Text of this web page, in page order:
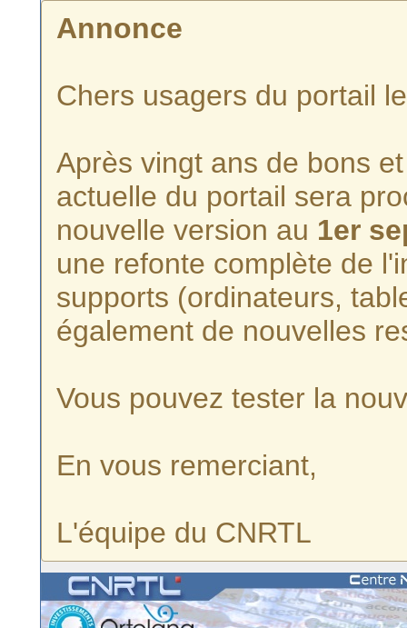
Annonce
Chers usagers du portail
Après vingt ans de bons
actuelle du portail sera
nouvelle version au 1er
une refonte complète de
supports (ordinateurs,
également de nouvelles
Vous pouvez tester la
En vous remerciant,
L'équipe du CNRTL